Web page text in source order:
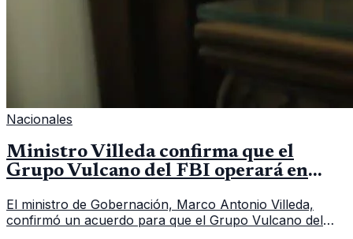
Nacionales
Ministro Villeda confirma que el
Grupo Vulcano del FBI operará en
El ministro de Gobernación, Marco Antonio Villeda,
confirmó un acuerdo para que el Grupo Vulcano del